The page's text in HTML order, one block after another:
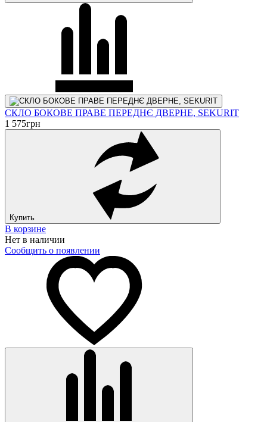
СКЛО БОКОВЕ ПРАВЕ ПЕРЕДНЄ ДВЕРНЕ, SEKURIT
1 575грн
Купить
В корзине
Нет в наличии
Сообщить о появлении